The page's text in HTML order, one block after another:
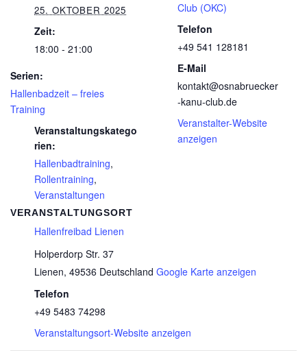
25. OKTOBER 2025
Zeit:
18:00 - 21:00
Serien:
Hallenbadzeit – freies
Training
Veranstaltungskatego
rien:
Hallenbadtraining,
Rollentraining,
Veranstaltungen
VERANSTALTUNGSORT
Hallenfreibad Lienen
Holperdorp Str. 37
Lienen, 49536 Deutschland Google Karte anzeigen
Telefon
+49 5483 74298
Veranstaltungsort-Website anzeigen
Club (OKC)
Telefon
+49 541 128181
E-Mail
kontakt@osnabruecker
-kanu-club.de
Veranstalter-Website
anzeigen